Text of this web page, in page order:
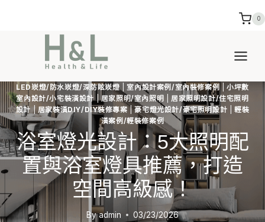
0
LED崁燈/防水崁燈/深防眩崁燈|室內設計案例/室內裝修案例|小坪數
室內設計/小宅裝潢設計|居家照明/室內照明
居家照明設計/住宅照明
設計 | 居家裝潢DIY/DIY裝修專案 |豪宅燈光設計/豪宅照明設計 |輕裝
潢案例/輕裝修案例
浴室燈光設計：5大照明配
置與浴室燈具推薦，打造
空間高級感！
Byadmin 03/23/2026